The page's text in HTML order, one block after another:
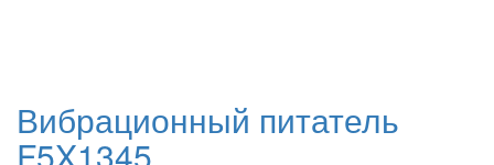
Вибрационный питатель